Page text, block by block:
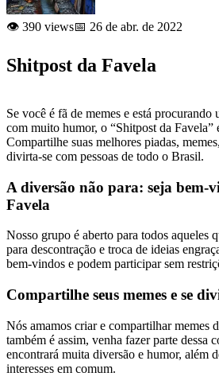
👁️ 390 views📅 26 de abr. de 2022
Shitpost da Favela
Se você é fã de memes e está
com muito humor, o “Shitpost da Favela”
Compartilhe suas melhores piadas,
divirta-se com pessoas de todo o Brasil.
A diversão não para: seja bem-
Favela
Nosso grupo é aberto para todos aqueles
para descontração e troca de ideias
bem-vindos e podem participar sem
Compartilhe seus memes e se
Nós amamos criar e compartilhar memes
também é assim, venha fazer parte dessa
encontrará muita diversão e humor, além
interesses em comum.